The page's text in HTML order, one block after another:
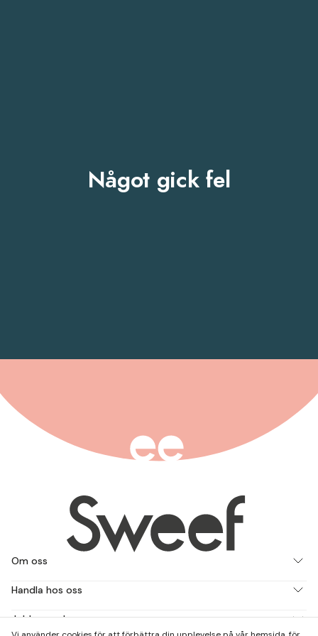
Något gick fel
Om oss
Handla hos oss
Jobba med oss